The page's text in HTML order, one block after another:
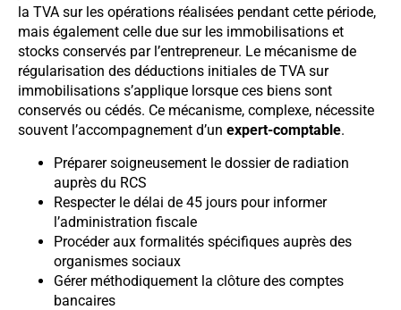
la TVA sur les opérations réalisées pendant cette période,
mais également celle due sur les immobilisations et
stocks conservés par l’entrepreneur. Le mécanisme de
régularisation des déductions initiales de TVA sur
immobilisations s’applique lorsque ces biens sont
conservés ou cédés. Ce mécanisme, complexe, nécessite
souvent l’accompagnement d’un expert-comptable.
Préparer soigneusement le dossier de radiation
auprès du RCS
Respecter le délai de 45 jours pour informer
l’administration fiscale
Procéder aux formalités spécifiques auprès des
organismes sociaux
Gérer méthodiquement la clôture des comptes
bancaires